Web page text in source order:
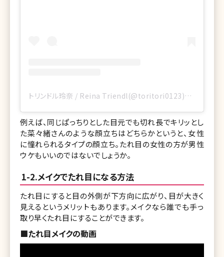
トリンドル玲奈 / Reina Triendl(@toritori0123)がシェアした投稿
例えば、同じぱっちりとした目元でも切れ長でキリッとし
た菜々緒さんのような顔立ちはどちらかというと、女性
に憧れられるタイプの顔立ち。たれ目の女性の方が男性
ウケもいいのではないでしょうか。
1-2.メイクでたれ目になる方法
たれ目にすると目の外側が下方向に広がり、目が大きく
見えるというメリットもあります。メイクなら誰でも手っ
取り早くたれ目にすることができます。
■たれ目メイクの動画